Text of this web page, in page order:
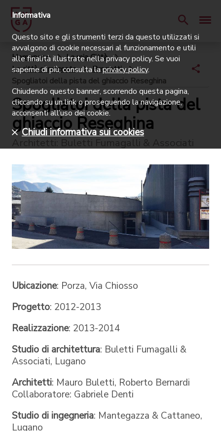
Homepage
La mia Città
La città si racconta
Progetti
Spogliatoi della pista del ghiaccio Reseghina
Spogliatoi della pista del
ghiaccio Reseghina
Architetti: Buletti Fumagalli & Associati
Ubicazione: Porza, Via Chiosso
Progetto: 2012-2013
Realizzazione: 2013-2014
Studio di architettura: Buletti Fumagalli &
Associati, Lugano
Architetti: Mauro Buletti, Roberto Bernardi
Collaboratore: Gabriele Denti
Studio di ingegneria: Mantegazza & Cattaneo,
Lugano
Informativa
Questo sito e gli strumenti terzi da questo utilizzati si
avvalgono di cookie necessari al funzionamento e utili
alle finalità illustrate nella privacy policy. Se vuoi
saperne di più, consulta laprivacy policy.
Chiudendo questo banner, scorrendo questa pagina,
cliccando su un link o proseguendo la navigazione,
acconsenti all’uso dei cookie.
Chiudi informativa sui cookies